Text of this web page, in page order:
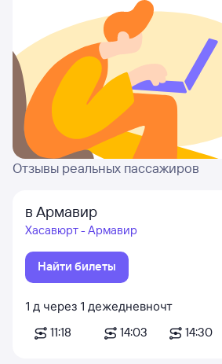
Отзывы реальных пассажиров
в Армавир
Хасавюрт - Армавир
Найти билеты
1 д через 1 д
11:18
ежедневно
14:03
чт
14:30